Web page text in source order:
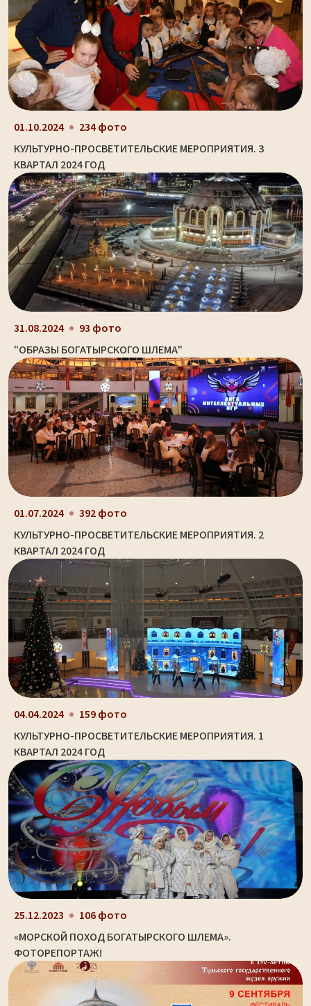
01.10.2024
234 фото
КУЛЬТУРНО-ПРОСВЕТИТЕЛЬСКИЕ МЕРОПРИЯТИЯ. 3
КВАРТАЛ 2024 ГОД
31.08.2024
93 фото
"ОБРАЗЫ БОГАТЫРСКОГО ШЛЕМА"
01.07.2024
392 фото
КУЛЬТУРНО-ПРОСВЕТИТЕЛЬСКИЕ МЕРОПРИЯТИЯ. 2
КВАРТАЛ 2024 ГОД
04.04.2024
159 фото
КУЛЬТУРНО-ПРОСВЕТИТЕЛЬСКИЕ МЕРОПРИЯТИЯ. 1
КВАРТАЛ 2024 ГОД
25.12.2023
106 фото
«МОРСКОЙ ПОХОД БОГАТЫРСКОГО ШЛЕМА».
ФОТОРЕПОРТАЖ!